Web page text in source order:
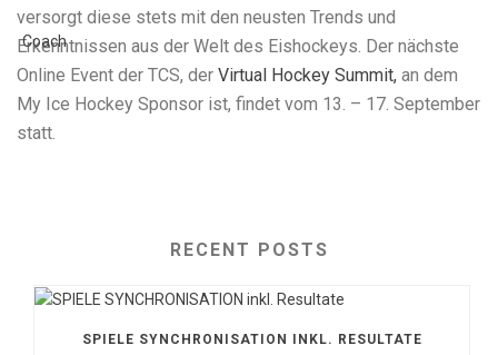
versorgt diese stets mit den neusten Trends und
Erkenntnissen aus der Welt des Eishockeys. Der nächste
Online Event der TCS, der Virtual Hockey Summit, an dem
My Ice Hockey Sponsor ist, findet vom 13. – 17. September
statt.
RECENT POSTS
SPIELE SYNCHRONISATION INKL. RESULTATE